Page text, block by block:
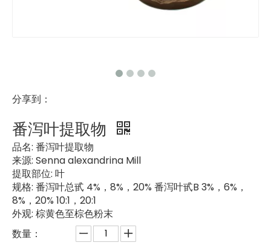
分享到：
番泻叶提取物
品名: 番泻叶提取物
来源: Senna alexandrina Mill
提取部位: 叶
规格: 番泻叶总甙 4%，8%，20% 番泻叶甙B 3%，6%，
8%，20% 10:1，20:1
外观: 棕黄色至棕色粉末
数量：